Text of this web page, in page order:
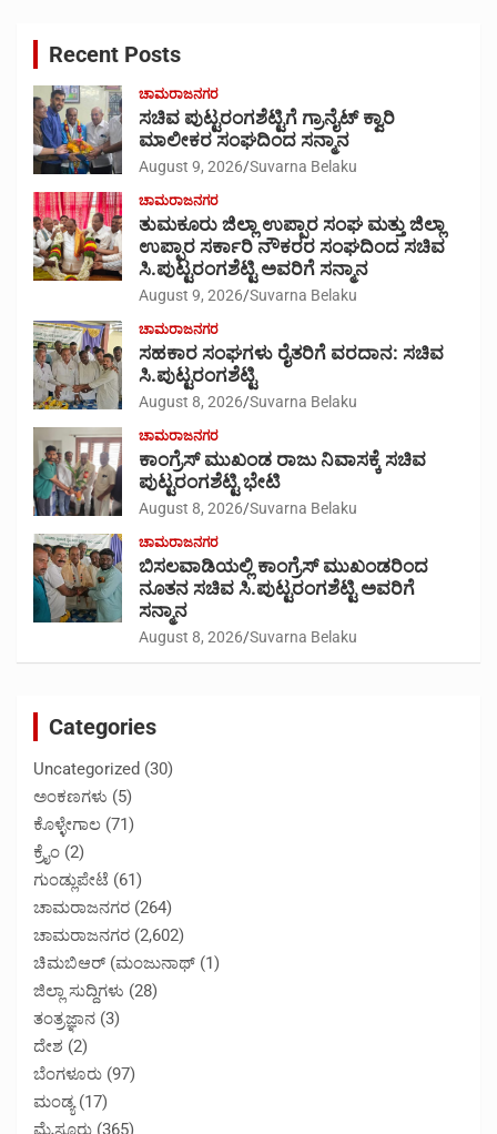
Recent Posts
ಚಾಮರಾಜನಗರ
ಸಚಿವ ಪುಟ್ಟರಂಗಶೆಟ್ಟಿಗೆ ಗ್ರಾನೈಟ್ ಕ್ವಾರಿ
ಮಾಲೀಕರ ಸಂಘದಿಂದ ಸನ್ಮಾನ
August 9, 2026 Suvarna Belaku
ಚಾಮರಾಜನಗರ
ತುಮಕೂರು ಜಿಲ್ಲಾ ಉಪ್ಪಾರ ಸಂಘ ಮತ್ತು ಜಿಲ್ಲಾ
ಉಪ್ಪಾರ ಸರ್ಕಾರಿ ನೌಕರರ ಸಂಘದಿಂದ ಸಚಿವ
ಸಿ.ಪುಟ್ಟರಂಗಶೆಟ್ಟಿ ಅವರಿಗೆ ಸನ್ಮಾನ
August 9, 2026 Suvarna Belaku
ಚಾಮರಾಜನಗರ
ಸಹಕಾರ ಸಂಘಗಳು ರೈತರಿಗೆ ವರದಾನ: ಸಚಿವ
ಸಿ.ಪುಟ್ಟರಂಗಶೆಟ್ಟಿ
August 8, 2026 Suvarna Belaku
ಚಾಮರಾಜನಗರ
ಕಾಂಗ್ರೆಸ್ ಮುಖಂಡ ರಾಜು ನಿವಾಸಕ್ಕೆ ಸಚಿವ
ಪುಟ್ಟರಂಗಶೆಟ್ಟಿ ಭೇಟಿ
August 8, 2026 Suvarna Belaku
ಚಾಮರಾಜನಗರ
ಬಿಸಲವಾಡಿಯಲ್ಲಿ ಕಾಂಗ್ರೆಸ್ ಮುಖಂಡರಿಂದ
ನೂತನ ಸಚಿವ ಸಿ.ಪುಟ್ಟರಂಗಶೆಟ್ಟಿ ಅವರಿಗೆ
ಸನ್ಮಾನ
August 8, 2026 Suvarna Belaku
Categories
Uncategorized (30)
ಅಂಕಣಗಳು (5)
ಕೊಳ್ಳೇಗಾಲ (71)
ಕ್ರೈಂ (2)
ಗುಂಡ್ಲುಪೇಟೆ (61)
ಚಾಮರಾಜನಗರ (264)
ಚಾಮರಾಜನಗರ (2,602)
ಚಿಮಬಿಆರ್ (ಮಂಜುನಾಥ್ (1)
ಜಿಲ್ಲಾ ಸುದ್ದಿಗಳು (28)
ತಂತ್ರಜ್ಞಾನ (3)
ದೇಶ (2)
ಬೆಂಗಳೂರು (97)
ಮಂಡ್ಯ(17)
ಮೈಸೂರು (365)